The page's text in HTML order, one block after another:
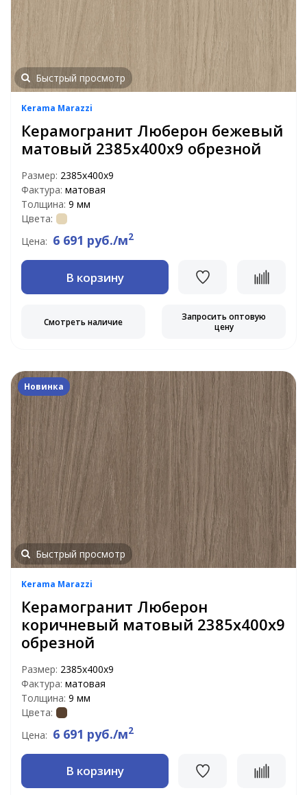
Быстрый просмотр
Kerama Marazzi
Керамогранит Люберон бежевый
матовый 2385x400x9 обрезной
Размер: 2385x400x9
Фактура: матовая
Толщина: 9 мм
Цвета:
Цена: 6 691 руб./м2
В корзину
Смотреть наличие
Запросить оптовую
цену
Новинка
Быстрый просмотр
Kerama Marazzi
Керамогранит Люберон
коричневый матовый 2385x400x9
обрезной
Размер: 2385x400x9
Фактура: матовая
Толщина: 9 мм
Цвета:
Цена: 6 691 руб./м2
В корзину